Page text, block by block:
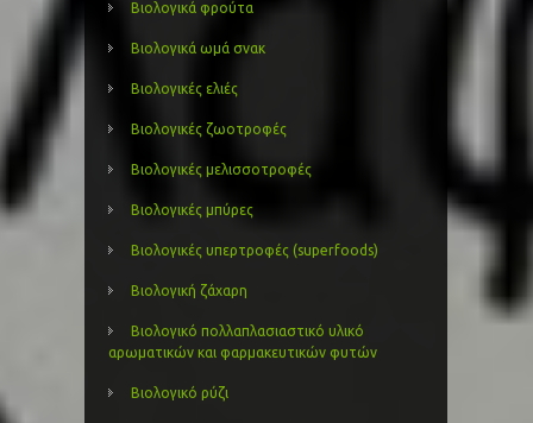
Βιολογικά φρούτα
Βιολογικά ωμά σνακ
Βιολογικές ελιές
Βιολογικές ζωοτροφές
Βιολογικές μελισσοτροφές
Βιολογικές μπύρες
Βιολογικές υπερτροφές (superfoods)
Βιολογική ζάχαρη
Βιολογικό πολλαπλασιαστικό υλικό
αρωματικών και φαρμακευτικών φυτών
Βιολογικό ρύζι